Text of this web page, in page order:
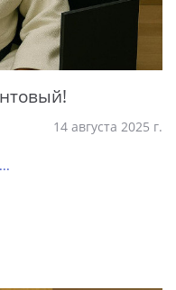
14 августа 2025 г.
...